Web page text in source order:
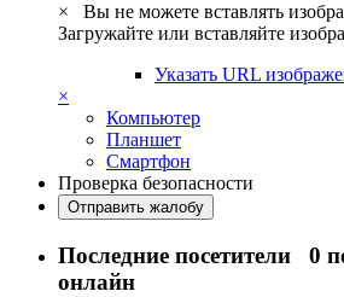
×
Вы не можете вставлять
Загружайте или вставляйте
Указать URL
×
Компьютер
Планшет
Смартфон
Проверка безопасности
Отправить жалобу
Последние посетители 0
онлайн